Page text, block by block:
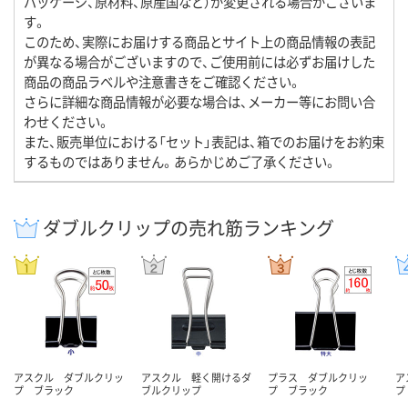
す。
このため、実際にお届けする商品とサイト上の商品情報の表記
が異なる場合がございますので、ご使用前には必ずお届けした
商品の商品ラベルや注意書きをご確認ください。
さらに詳細な商品情報が必要な場合は、メーカー等にお問い合
わせください。
また、販売単位における「セット」表記は、箱でのお届けをお約束
するものではありません。あらかじめご了承ください。
ダブルクリップの売れ筋ランキング
アスクル ダブルクリッ
プ ブラック
アスクル 軽く開けるダ
ブルクリップ
プラス ダブルクリッ
プ ブラック